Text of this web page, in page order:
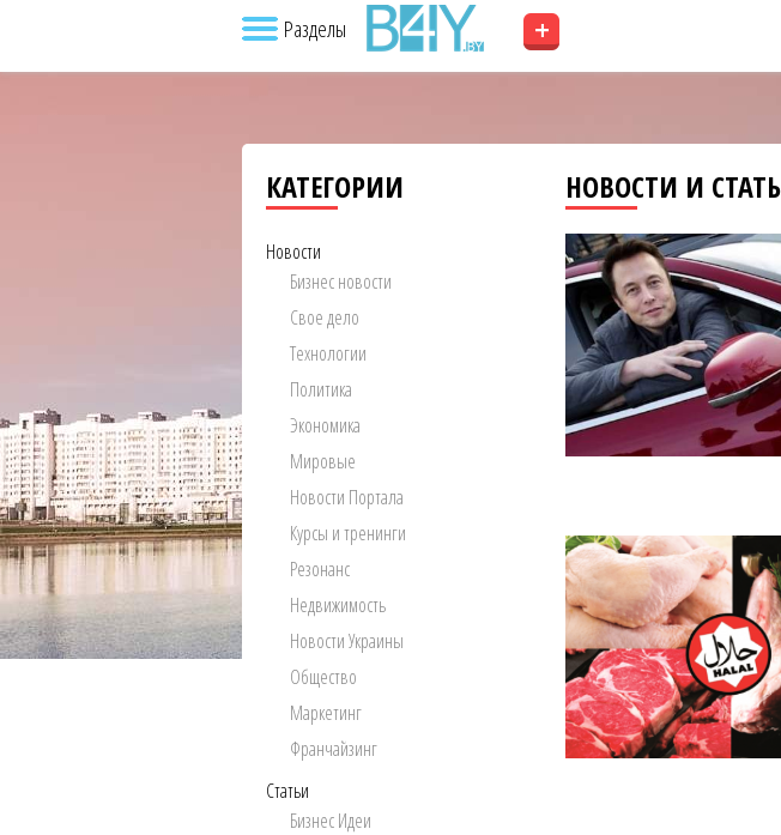
Разделы +
КАТЕГОРИИ
Новости
Бизнес новости
Свое дело
Технологии
Политика
Экономика
Мировые
Новости Портала
Курсы и тренинги
Резонанс
Недвижимость
Новости Украины
Общество
Маркетинг
Франчайзинг
Статьи
Бизнес Идеи
НОВОСТИ И